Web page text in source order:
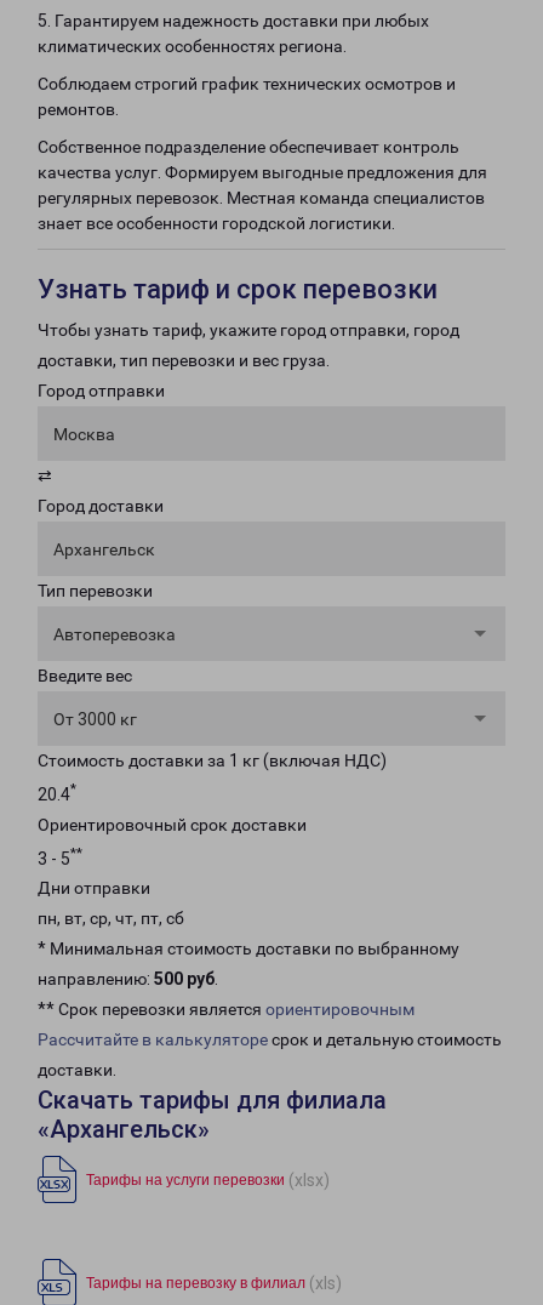
5. Гарантируем надежность доставки при любых
климатических особенностях региона.
Соблюдаем строгий график технических осмотров и
ремонтов.
Собственное подразделение обеспечивает контроль
качества услуг. Формируем выгодные предложения для
регулярных перевозок. Местная команда специалистов
знает все особенности городской логистики.
Узнать тариф и срок перевозки
Чтобы узнать тариф, укажите город отправки, город
доставки, тип перевозки и вес груза.
Город отправки
Москва
⇄
Город доставки
Архангельск
Тип перевозки
Автоперевозка
Введите вес
От 3000 кг
Стоимость доставки за 1 кг (включая НДС)
20.4*
Ориентировочный срок доставки
3 - 5**
Дни отправки
пн, вт, ср, чт, пт, сб
* Минимальная стоимость доставки по выбранному
направлению: 500 руб.
** Срок перевозки является ориентировочным
Рассчитайте в калькуляторесрок и детальную стоимость
доставки.
Скачать тарифы для филиала
«Архангельск»
Тарифы на услуги перевозки (xlsx)
Тарифы на перевозку в филиал (xls)